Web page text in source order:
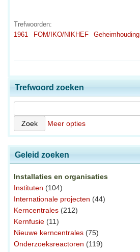
Trefwoorden:
1961
FOM/IKO/NIKHEF Geheimhouding
Trefwoord zoeken
Meer opties
Geleid zoeken
Installaties en organisaties
Instituten (104)
Internationale projecten (44)
Kerncentrales (212)
Kernfusie (11)
Nieuwe kerncentrales (75)
Onderzoeksreactoren (119)